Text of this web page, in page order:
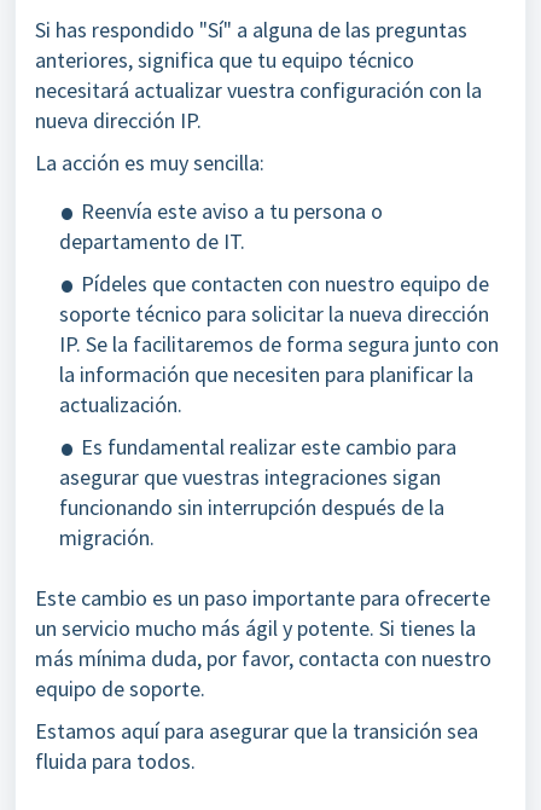
Si has respondido "Sí" a alguna de las preguntas
anteriores, significa que tu equipo técnico
necesitará actualizar vuestra configuración con la
nueva dirección IP.
La acción es muy sencilla:
Reenvía este aviso a tu persona o
departamento de IT.
Pídeles que contacten con nuestro equipo de
soporte técnico para solicitar la nueva dirección
IP. Se la facilitaremos de forma segura junto con
la información que necesiten para planificar la
actualización.
Es fundamental realizar este cambio para
asegurar que vuestras integraciones sigan
funcionando sin interrupción después de la
migración.
Este cambio es un paso importante para ofrecerte
un servicio mucho más ágil y potente. Si tienes la
más mínima duda, por favor, contacta con nuestro
equipo de soporte.
Estamos aquí para asegurar que la transición sea
fluida para todos.